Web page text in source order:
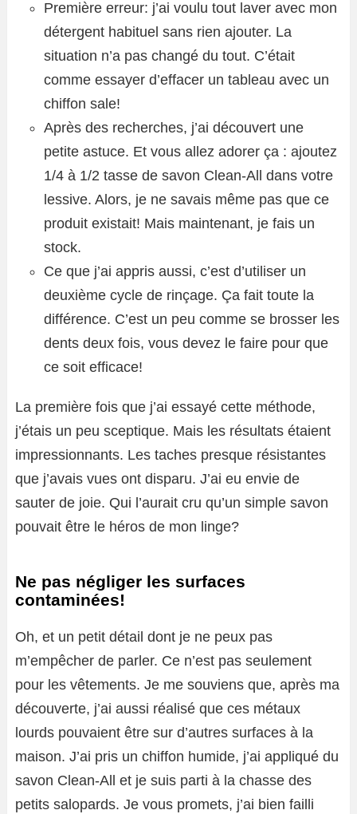
Première erreur: j’ai voulu tout laver avec mon
détergent habituel sans rien ajouter. La
situation n’a pas changé du tout. C’était
comme essayer d’effacer un tableau avec un
chiffon sale!
Après des recherches, j’ai découvert une
petite astuce. Et vous allez adorer ça : ajoutez
1/4 à 1/2 tasse de savon Clean-All dans votre
lessive. Alors, je ne savais même pas que ce
produit existait! Mais maintenant, je fais un
stock.
Ce que j’ai appris aussi, c’est d’utiliser un
deuxième cycle de rinçage. Ça fait toute la
différence. C’est un peu comme se brosser les
dents deux fois, vous devez le faire pour que
ce soit efficace!
La première fois que j’ai essayé cette méthode,
j’étais un peu sceptique. Mais les résultats étaient
impressionnants. Les taches presque résistantes
que j’avais vues ont disparu. J’ai eu envie de
sauter de joie. Qui l’aurait cru qu’un simple savon
pouvait être le héros de mon linge?
Ne pas négliger les surfaces
contaminées!
Oh, et un petit détail dont je ne peux pas
m’empêcher de parler. Ce n’est pas seulement
pour les vêtements. Je me souviens que, après ma
découverte, j’ai aussi réalisé que ces métaux
lourds pouvaient être sur d’autres surfaces à la
maison. J’ai pris un chiffon humide, j’ai appliqué du
savon Clean-All et je suis parti à la chasse des
petits salopards. Je vous promets, j’ai bien failli